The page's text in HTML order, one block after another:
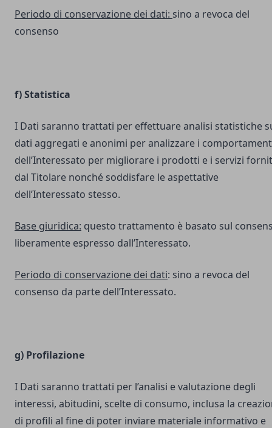
Periodo di conservazione dei dati: sino a revoca del
consenso
f) Statistica
I Dati saranno trattati per effettuare analisi statistiche
dati aggregati e anonimi per analizzare i
dell’Interessato per migliorare i prodotti e i servizi
dal Titolare nonché soddisfare le aspettative
dell’Interessato stesso.
Base giuridica: questo trattamento è basato sul
liberamente espresso dall’Interessato.
Periodo di conservazione dei dati: sino a revoca del
consenso da parte dell’Interessato.
g) Profilazione
I Dati saranno trattati per l’analisi e valutazione degli
interessi, abitudini, scelte di consumo, inclusa la
di profili al fine di poter inviare materiale informativo e